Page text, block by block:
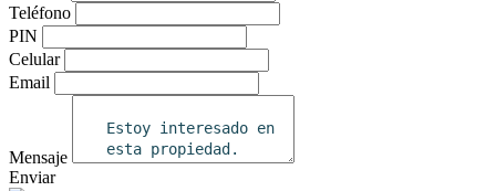
Teléfono
PIN
Celular
Email
Mensaje
Enviar